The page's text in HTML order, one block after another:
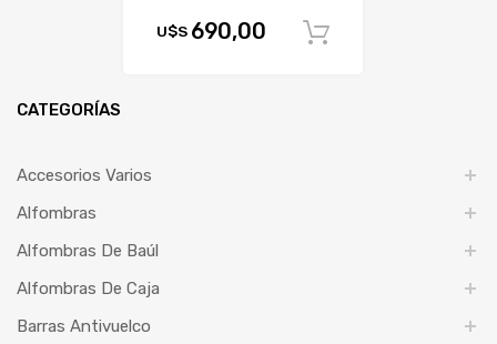
U$S 690,00
CATEGORÍAS
Accesorios Varios
Alfombras
Alfombras De Baúl
Alfombras De Caja
Barras Antivuelco